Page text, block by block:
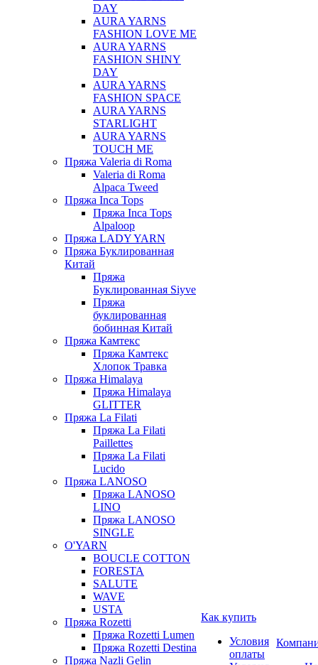
DAY
AURA YARNS
FASHION LOVE ME
AURA YARNS
FASHION SHINY
DAY
AURA YARNS
FASHION SPACE
AURA YARNS
STARLIGHT
AURA YARNS
TOUCH ME
Пряжа Valeria di Roma
Valeria di Roma
Alpaca Tweed
Пряжа Inca Tops
Пряжа Inca Tops
Alpaloop
Пряжа LADY YARN
Пряжа Буклированная
Китай
Пряжа
Буклированная Siyve
Пряжа
буклированная
бобинная Китай
Пряжа Камтекс
Пряжа Камтекс
Хлопок Травка
Пряжа Himalaya
Пряжа Himalaya
GLITTER
Пряжа La Filati
Пряжа La Filati
Paillettes
Пряжа La Filati
Lucido
Пряжа LANOSO
Пряжа LANOSO
LINO
Пряжа LANOSO
SINGLE
O'YARN
BOUCLE COTTON
FORESTA
SALUTE
WAVE
USTA
Пряжа Rozetti
Пряжа Rozetti Lumen
Пряжа Rozetti Destina
Пряжа Nazli Gelin
Как купить
Условия
оплаты